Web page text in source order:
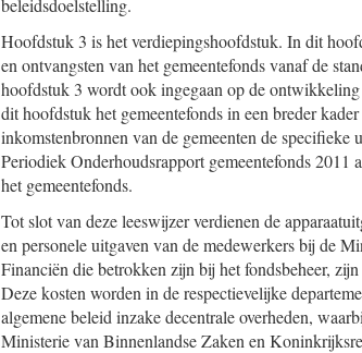
beleidsdoelstelling.
Hoofdstuk 3 is het verdiepingshoofdstuk. In dit
en ontvangsten van het gemeentefonds vanaf de
hoofdstuk 3 wordt ook ingegaan op de
dit hoofdstuk het gemeentefonds in een breder
inkomstenbronnen van de gemeenten de
Periodiek Onderhoudsrapport gemeentefonds 2011
het gemeentefonds.
Tot slot van deze leeswijzer verdienen de
en personele uitgaven van de medewerkers bij de
Financiën die betrokken zijn bij het fondsbeheer,
Deze kosten worden in de respectievelijke
algemene beleid inzake decentrale overheden,
Ministerie van Binnenlandse Zaken en